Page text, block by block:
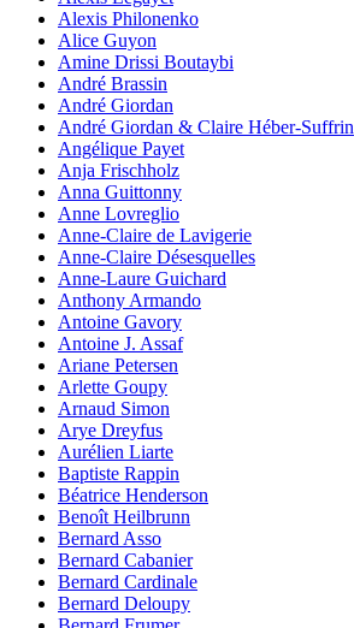
Alexis Philonenko
Alice Guyon
Amine Drissi Boutaybi
André Brassin
André Giordan
André Giordan & Claire Héber-Suffrin
Angélique Payet
Anja Frischholz
Anna Guittonny
Anne Lovreglio
Anne-Claire de Lavigerie
Anne-Claire Désesquelles
Anne-Laure Guichard
Anthony Armando
Antoine Gavory
Antoine J. Assaf
Ariane Petersen
Arlette Goupy
Arnaud Simon
Arye Dreyfus
Aurélien Liarte
Baptiste Rappin
Béatrice Henderson
Benoît Heilbrunn
Bernard Asso
Bernard Cabanier
Bernard Cardinale
Bernard Deloupy